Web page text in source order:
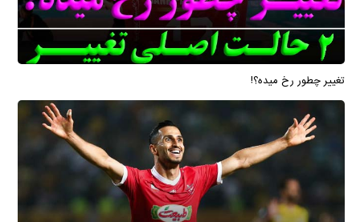
تغییر چطور رخ میده؟!